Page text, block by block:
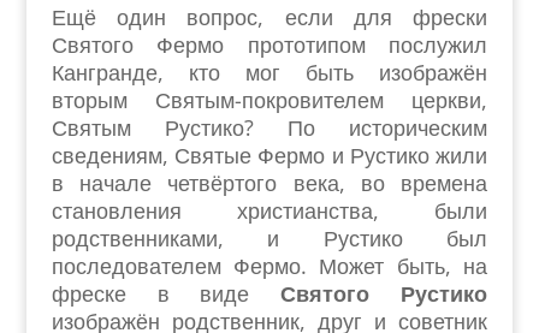
Ещё один вопрос, если для фрески
Святого Фермо прототипом послужил
Кангранде, кто мог быть изображён
вторым Святым-покровителем церкви,
Святым Рустико? По историческим
сведениям, Святые Фермо и Рустико жили
в начале четвёртого века, во времена
становления христианства, были
родственниками, и Рустико был
последователем Фермо. Может быть, на
фреске в видеСвятого Рустико
изображён родственник, друг и советник